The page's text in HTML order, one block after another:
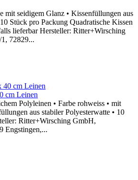
mit seidigem Glanz • Kissenfüllungen aus
Stück pro Packung Quadratische Kissen
lieferbar Hersteller: Ritter+Wirsching
72829...
cm Leinen
Polyleinen • Farbe rohweiss • mit
aus stabiler Polyesterwatte • 10
Ritter+Wirsching GmbH,
Engstingen,...